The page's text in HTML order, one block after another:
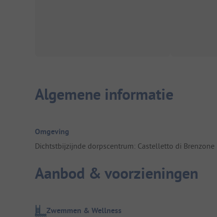
Algemene informatie
Omgeving
Dichtstbijzijnde dorpscentrum: Castelletto di Brenzone
Aanbod & voorzieningen
Zwemmen & Wellness